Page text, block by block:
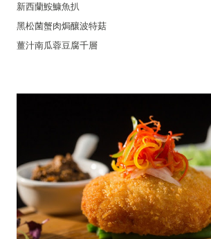
新西蘭鮟鱇魚扒
黑松菌蟹肉焗釀波特菇
薑汁南瓜蓉豆腐千層